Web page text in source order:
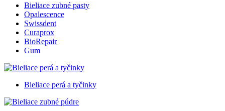
Bieliace zubné pasty
Opalescence
Swissdent
Curaprox
BioRepair
Gum
Bieliace perá a tyčinky